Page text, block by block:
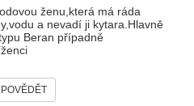
ženu,která má ráda
a nevadí ji kytara.Hlavně
Beran případně